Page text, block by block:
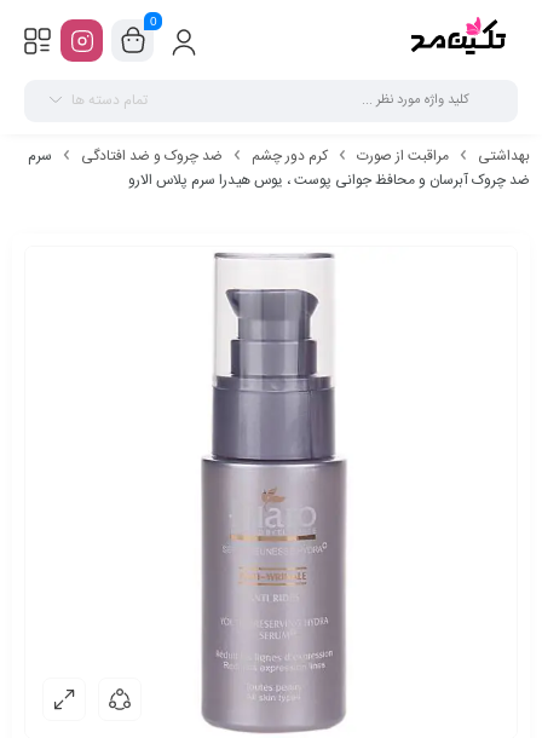
0
تمام دسته ها
بهداشتی مراقبت از صورت کرم دور چشم ضد چروک و ضد افتادگی
سرم
ضد چروک آبرسان و محافظ جوانی پوست ، یوس هیدرا سرم پلاس الارو